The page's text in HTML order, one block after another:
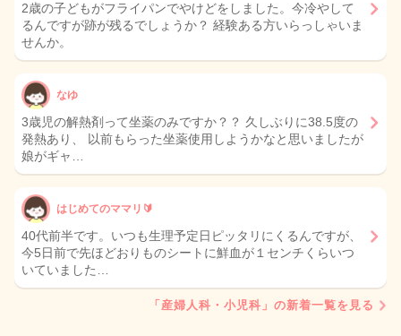
2歳の子どもがフライパンでやけどをしました。今冷やして
るんですが跡が残るでしょうか？ 経験ある方いらっしゃいま
せんか。
なゆ
3歳児の解熱剤って坐薬のみですか？？ 久しぶりに38.5度の
発熱あり、 以前もらった坐薬使用しようかなと思いましたが
娘がギャ…
はじめてのママリ🔰
40代前半です。いつも生理予定日ピッタリにくるんですが、
今5日前で先ほどおりものシートに鮮血が１センチくらいつ
いていました…
「産婦人科・小児科」の新着一覧を見る